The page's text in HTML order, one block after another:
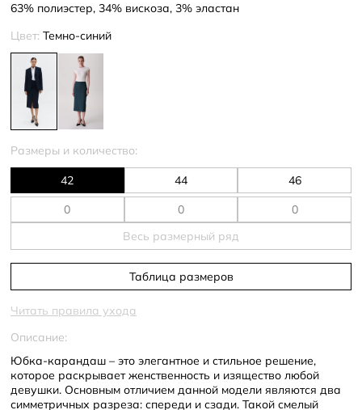
63% полиэстер, 34% вискоза, 3% эластан
Цвет: Темно-синий
Размеры и количество:
42 44 46
Весь размерный ряд
Таблица размеров
Читать правила ухода
Описание:
Юбка-карандаш – это элегантное и стильное решение,
которое раскрывает женственность и изящество любой
девушки. Основным отличием данной модели являются два
симметричных разреза: спереди и сзади. Такой смелый